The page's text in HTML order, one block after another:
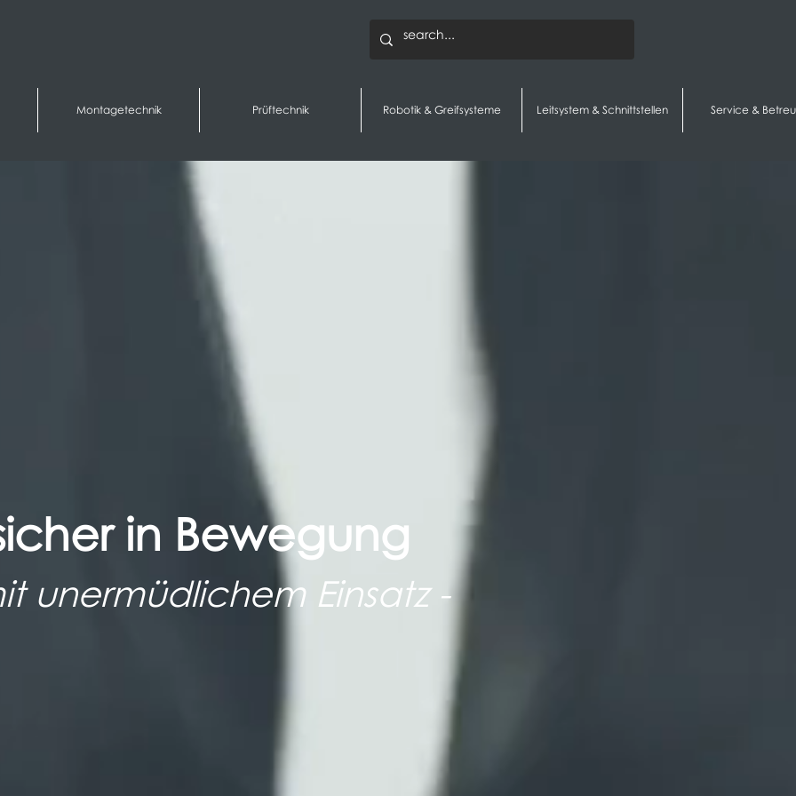
Montagetechnik Prüftechnik Robotik & Greifsysteme Leitsystem & Schnittstellen Service &
in Bewegung
unermüdlichem Einsatz -